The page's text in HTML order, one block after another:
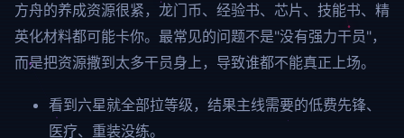
方舟的养成资源很紧，龙门币、经验书、芯片、技能书、精
英化材料都可能卡你。最常见的问题不是"没有强力干员"，
而是把资源撒到太多干员身上，导致谁都不能真正上场。
看到六星就全部拉等级，结果主线需要的低费先锋、
医疗、重装没练。